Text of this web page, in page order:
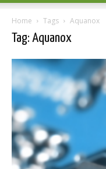
Home Tags Aquanox
Tag: Aquanox